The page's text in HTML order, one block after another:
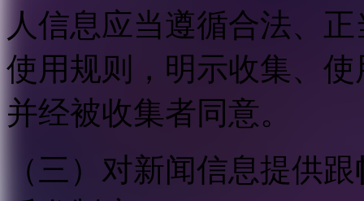
人信息应当遵循合法、
使用规则，明示收集、
并经被收集者同意。
（三）对新闻信息提供